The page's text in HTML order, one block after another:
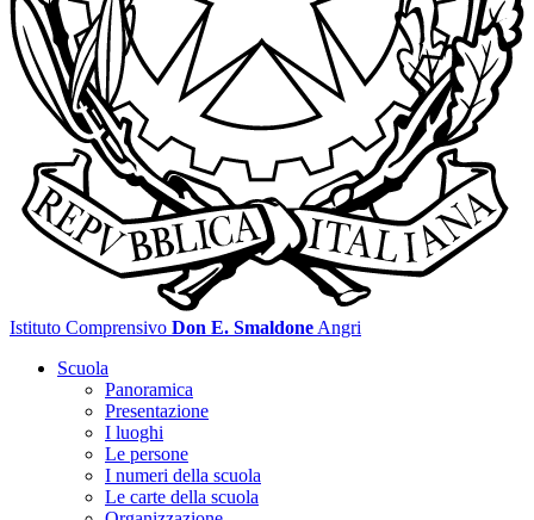
Istituto Comprensivo Don E. Smaldone Angri
Scuola
Panoramica
Presentazione
I luoghi
Le persone
I numeri della scuola
Le carte della scuola